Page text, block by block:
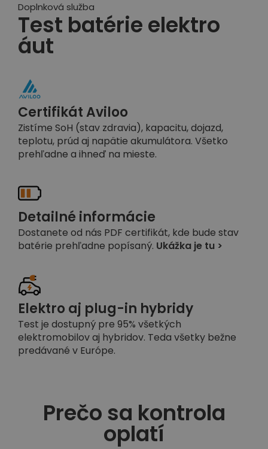
Doplnková služba
Test batérie elektro
áut
Certifikát Aviloo
Zistíme SoH (stav zdravia), kapacitu, dojazd,
teplotu, prúd aj napätie akumulátora. Všetko
prehľadne a ihneď na mieste.
Detailné informácie
Dostanete od nás PDF certifikát, kde bude stav
batérie prehľadne popísaný. Ukážka je tu >
Elektro aj plug-in hybridy
Test je dostupný pre 95% všetkých
elektromobilov aj hybridov. Teda všetky bežne
predávané v Európe.
Prečo sa kontrola
oplatí